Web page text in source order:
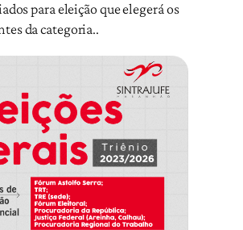
para eleição que elegerá os
da categoria..